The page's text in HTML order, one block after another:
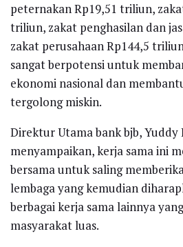
peternakan Rp19,51 triliun,
triliun, zakat penghasilan dan
zakat perusahaan Rp144,5
sangat berpotensi untuk
ekonomi nasional dan
tergolong miskin.
Direktur Utama bank bjb, Yuddy
menyampaikan, kerja sama ini
bersama untuk saling
lembaga yang kemudian
berbagai kerja sama lainnya
masyarakat luas.